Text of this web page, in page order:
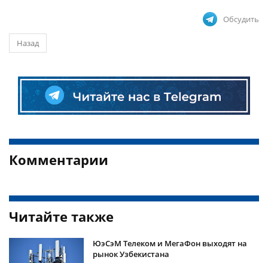
Обсудить
Назад
Комментарии
Читайте также
ЮэСэМ Телеком и МегаФон выходят на
рынок Узбекистана